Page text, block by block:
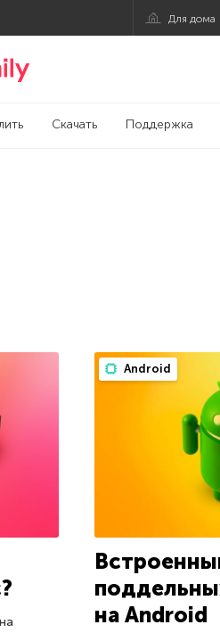
Для дома
Скачать Поддержка
Android
на Android